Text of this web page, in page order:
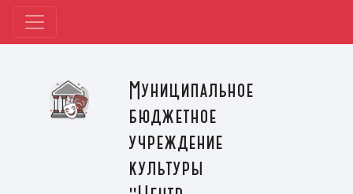
Муниципальное
бюджетное
учреждение
культуры